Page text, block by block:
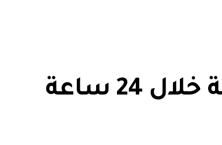
ضبط 506 مخالفة انتظار سيارات خاطئة خلال 24 ساعة